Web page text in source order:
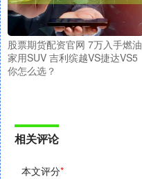
股票期货配资官网 7万入手燃油
家用SUV 吉利缤越VS捷达VS5
你怎么选？
相关评论
本文评分*